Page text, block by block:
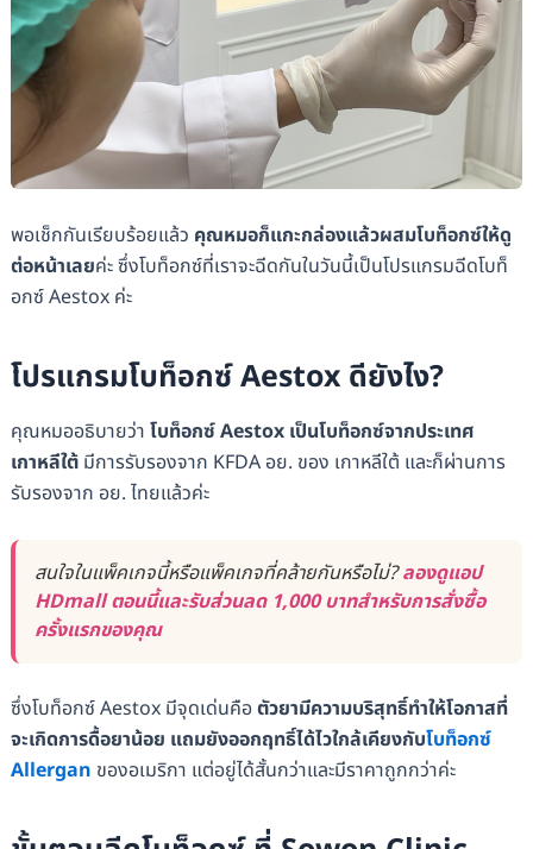
พอเช็กกันเรียบร้อยแล้ว คุณหมอก็แกะกล่องแล้วผสมโบท็อกซ์ให้ดู
ต่อหน้าเลยค่ะ ซึ่งโบท็อกซ์ที่เราจะฉีดกันในวันนี้เป็นโปรแกรมฉีดโบท็
อกซ์ Aestox ค่ะ
โปรแกรมโบท็อกซ์ Aestox ดียังไง?
คุณหมออธิบายว่า โบท็อกซ์ Aestox เป็นโบท็อกซ์จากประเทศ
เกาหลีใต้มีการรับรองจาก KFDA อย. ของ เกาหลีใต้ และก็ผ่านการ
รับรองจาก อย. ไทยแล้วค่ะ
สนใจในแพ็คเกจนี้หรือแพ็คเกจที่คล้ายกันหรือไม่?ลองดูแอป
HDmall ตอนนี้และรับส่วนลด 1,000 บาทสำหรับการสั่งซื้อ
ครั้งแรกของคุณ
ซึ่งโบท็อกซ์ Aestox มีจุดเด่นคือตัวยามีความบริสุทธิ์ทำให้โอกาสที่
จะเกิดการดื้อยาน้อย แถมยังออกฤทธิ์ได้ไวใกล้เคียงกับโบท็อกซ์
Allergan ของอเมริกา แต่อยู่ได้สั้นกว่าและมีราคาถูกกว่าค่ะ